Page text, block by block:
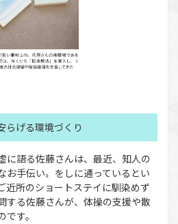
らげる環境づくり
に語る佐藤さんは、最近、知人の
お手伝い〟をしに通っているとい
近所のショートステイに馴染めず
する佐藤さんが、体操の支援や散
す。